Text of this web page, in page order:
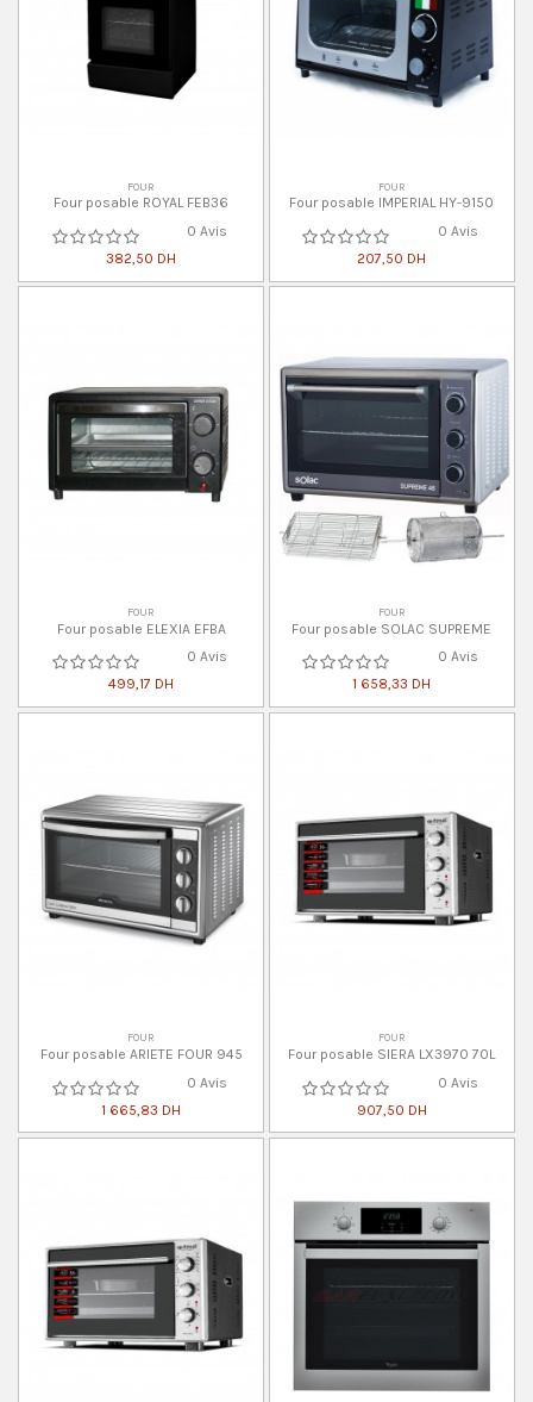
FOUR
Four posable ROYAL FEB36
0 Avis
382,50 DH
FOUR
Four posable IMPERIAL HY-9150
0 Avis
207,50 DH
FOUR
Four posable ELEXIA EFBA
0 Avis
499,17 DH
FOUR
Four posable SOLAC SUPREME
0 Avis
1 658,33 DH
FOUR
Four posable ARIETE FOUR 945
0 Avis
1 665,83 DH
FOUR
Four posable SIERA LX3970 70L
0 Avis
907,50 DH